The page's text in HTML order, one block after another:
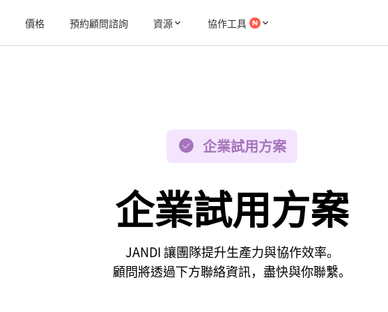
價格 預約顧問諮詢 資源 協作工具
企業試用方案
企業試用方案
JANDI 讓團隊提升生產力與協作效率。
顧問將透過下方聯絡資訊，盡快與你聯繫。